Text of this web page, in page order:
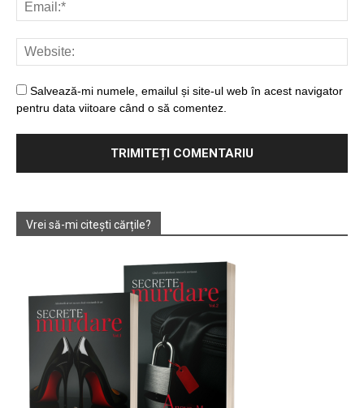
Salvează-mi numele, emailul și site-ul web în acest navigator
pentru data viitoare când o să comentez.
Vrei să-mi citești cărțile?